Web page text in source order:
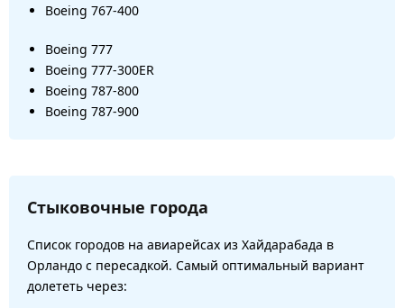
Boeing 767-400
Boeing 777
Boeing 777-300ER
Boeing 787-800
Boeing 787-900
Стыковочные города
Список городов на авиарейсах из Хайдарабада в
Орландо с пересадкой. Самый оптимальный вариант
долететь через: